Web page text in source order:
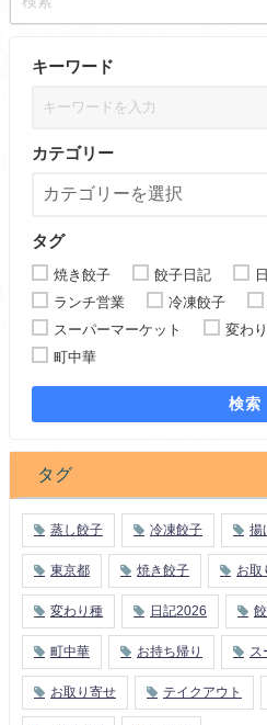
キーワード
カテゴリー
タグ
焼き餃子 餃子日記
ランチ営業
冷凍餃子
スーパーマーケット
変わ
町中華
検索
タグ
蒸し餃子 冷凍餃子 揚
東京都 焼き餃子 お取
変わり種 日記2026
町中華 お持ち帰り ス
お取り寄せ テイクアウト